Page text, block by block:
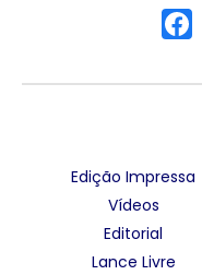
Edição Impressa
Vídeos
Editorial
Lance Livre